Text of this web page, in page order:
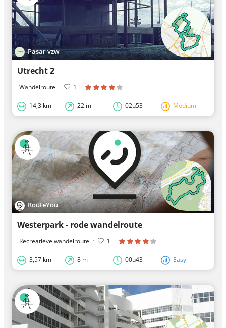
Pasar vzw
Utrecht 2
Wandelroute · 1 ·
14,3 km 22 m 02u53 Medium
RouteYou
Westerpark - rode wandelroute
Recreatieve wandelroute · 1 ·
3,57 km 8 m 00u43 Easy